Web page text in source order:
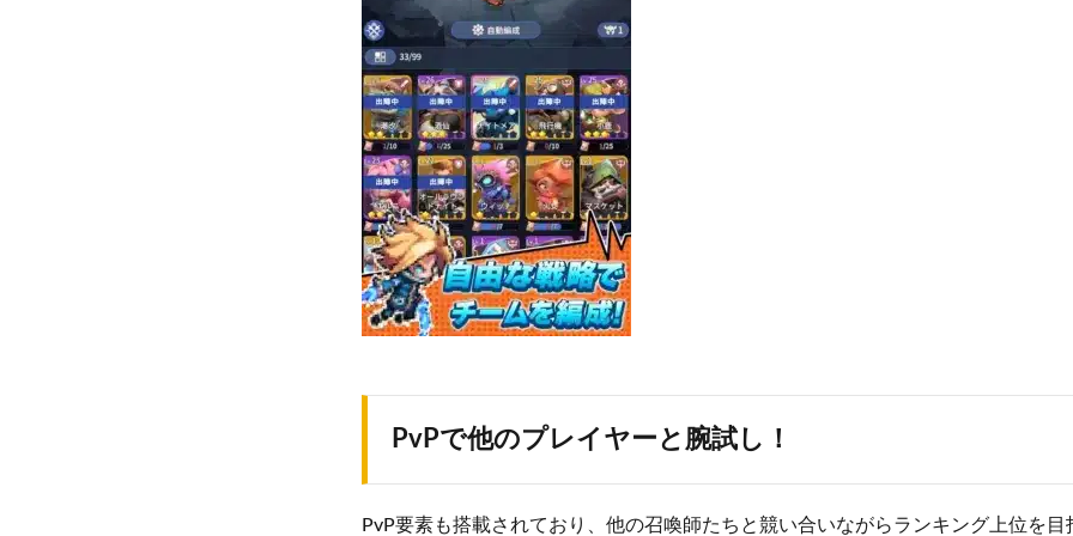
PvPで他のプレイヤーと腕試し！
PvP要素も搭載されており、他の召喚師たちと競い合いながらランキング上位を